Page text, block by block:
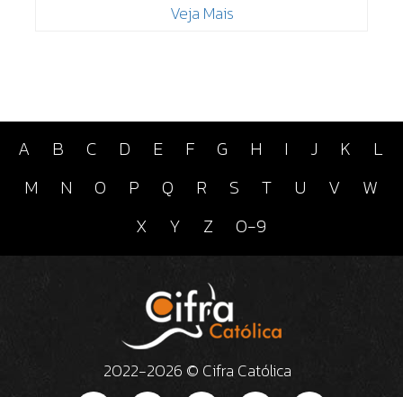
Veja Mais
A B C D E F G H I J K
L
M
N O P Q R S T U V
W
X
Y Z 0-9
2022-2026 © Cifra Católica